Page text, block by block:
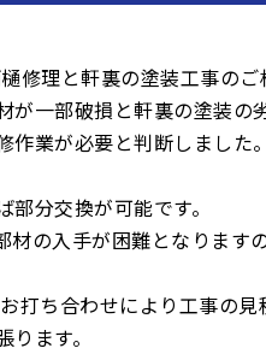
修理と軒裏の塗装工事のご
一部破損と軒裏の塗装の
業が必要と判断しました。
分交換が可能です。
の入手が困難となります
打ち合わせにより工事の見
ます。